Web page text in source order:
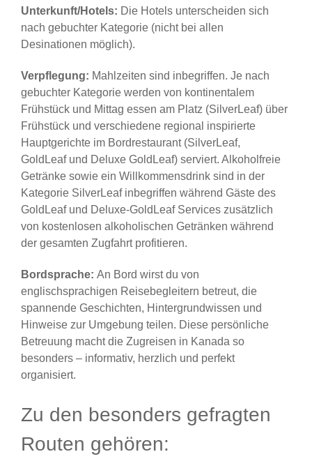
Unterkunft/Hotels: Die Hotels unterscheiden sich
nach gebuchter Kategorie (nicht bei allen
Desinationen möglich).
Verpflegung: Mahlzeiten sind inbegriffen. Je nach
gebuchter Kategorie werden von kontinentalem
Frühstück und Mittag essen am Platz (SilverLeaf) über
Frühstück und verschiedene regional inspirierte
Hauptgerichte im Bordrestaurant (SilverLeaf,
GoldLeaf und Deluxe GoldLeaf) serviert. Alkoholfreie
Getränke sowie ein Willkommensdrink sind in der
Kategorie SilverLeaf inbegriffen während Gäste des
GoldLeaf und Deluxe-GoldLeaf Services zusätzlich
von kostenlosen alkoholischen Getränken während
der gesamten Zugfahrt profitieren.
Bordsprache: An Bord wirst du von
englischsprachigen Reisebegleitern betreut, die
spannende Geschichten, Hintergrundwissen und
Hinweise zur Umgebung teilen. Diese persönliche
Betreuung macht die Zugreisen in Kanada so
besonders – informativ, herzlich und perfekt
organisiert.
Zu den besonders gefragten
Routen gehören: